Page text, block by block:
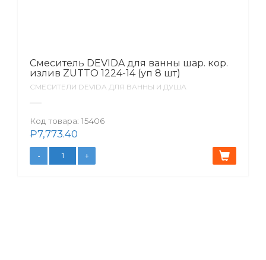
Смеситель DEVIDA для ванны шар. кор.
излив ZUTTO 1224-14 (уп 8 шт)
СМЕСИТЕЛИ DEVIDA ДЛЯ ВАННЫ И ДУША
Код товара: 15406
₽7,773.40